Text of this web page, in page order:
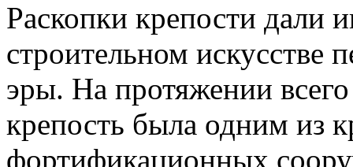
Раскопки крепости дали
строительном искусстве
эры. На протяжении
крепость была одним из
фортификационных